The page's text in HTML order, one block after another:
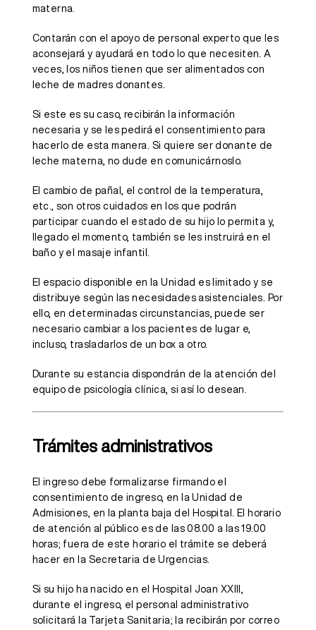
materna.
Contarán con el apoyo de personal experto que les
aconsejará y ayudará en todo lo que necesiten. A
veces, los niños tienen que ser alimentados con
leche de madres donantes.
Si este es su caso, recibirán la información
necesaria y se les pedirá el consentimiento para
hacerlo de esta manera. Si quiere ser donante de
leche materna, no dude en comunicárnoslo.
El cambio de pañal, el control de la temperatura,
etc., son otros cuidados en los que podrán
participar cuando el estado de su hijo lo permita y,
llegado el momento, también se les instruirá en el
baño y el masaje infantil.
El espacio disponible en la Unidad es limitado y se
distribuye según las necesidades asistenciales. Por
ello, en determinadas circunstancias, puede ser
necesario cambiar a los pacientes de lugar e,
incluso, trasladarlos de un box a otro.
Durante su estancia dispondrán de la atención del
equipo de psicología clínica, si así lo desean.
Trámites administrativos
El ingreso debe formalizarse firmando el
consentimiento de ingreso, en la Unidad de
Admisiones, en la planta baja del Hospital. El horario
de atención al público es de las 08.00 a las 19.00
horas; fuera de este horario el trámite se deberá
hacer en la Secretaria de Urgencias.
Si su hijo ha nacido en el Hospital Joan XXIII,
durante el ingreso, el personal administrativo
solicitará la Tarjeta Sanitaria; la recibirán por correo